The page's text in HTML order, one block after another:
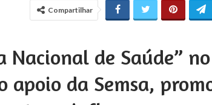
Compartilhar
Nacional de Saúde”
apoio da Semsa,